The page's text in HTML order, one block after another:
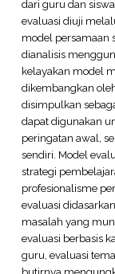
dari guru dan
evaluasi diuji
model persamaan
dianalisis
kelayakan model
dikembangkan
disimpulkan
dapat digunakan
peringatan awal,
sendiri. Model
strategi
profesionalisme
evaluasi
masalah yang
evaluasi berbasis
guru, evaluasi